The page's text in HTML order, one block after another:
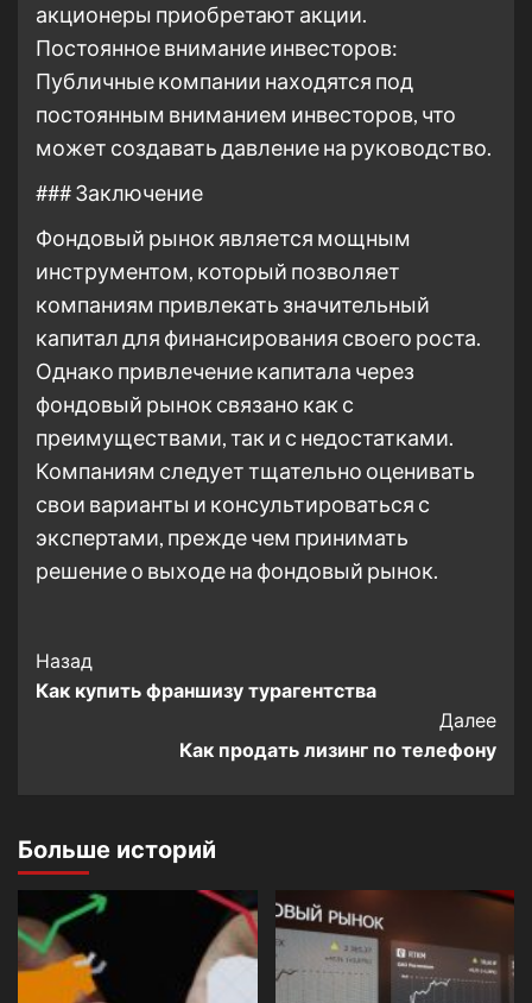
акционеры приобретают акции.
Постоянное внимание инвесторов:
Публичные компании находятся под
постоянным вниманием инвесторов, что
может создавать давление на руководство.
### Заключение
Фондовый рынок является мощным
инструментом, который позволяет
компаниям привлекать значительный
капитал для финансирования своего роста.
Однако привлечение капитала через
фондовый рынок связано как с
преимуществами, так и с недостатками.
Компаниям следует тщательно оценивать
свои варианты и консультироваться с
экспертами, прежде чем принимать
решение о выходе на фондовый рынок.
Post
Navigation
Назад
Как купить франшизу турагентства
Далее
Как продать лизинг по телефону
Больше историй